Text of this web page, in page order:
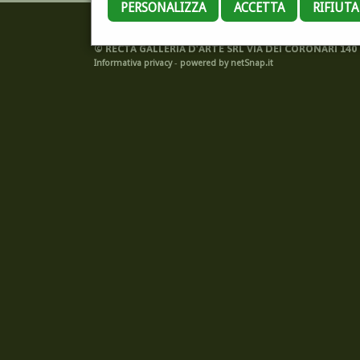
PERSONALIZZA ACCETTA
©RECTA GALLERIA D'ARTE SRL VIA DEI CORONARI
Informativa privacy- powered by netSnap.it